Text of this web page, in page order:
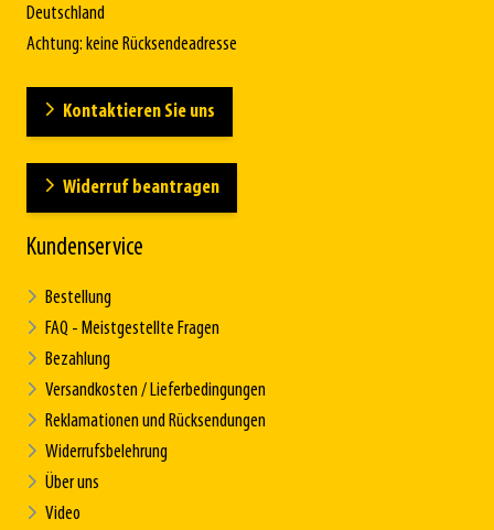
Deutschland
Achtung: keine Rücksendeadresse
Kontaktieren Sie uns
Widerruf beantragen
Kundenservice
Bestellung
FAQ - Meistgestellte Fragen
Bezahlung
Versandkosten / Lieferbedingungen
Reklamationen und Rücksendungen
Widerrufsbelehrung
Über uns
Video